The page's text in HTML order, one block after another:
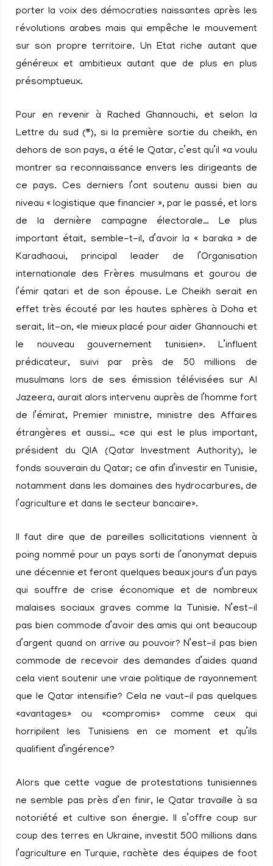
porter la voix des démocraties naissantes après les
révolutions arabes mais qui empêche le mouvement
sur son propre territoire. Un Etat riche autant que
généreux et ambitieux autant que de plus en plus
présomptueux.
Pour en revenir à Rached Ghannouchi, et selon la
Lettre du sud (*), si la première sortie du cheikh, en
dehors de son pays, a été le Qatar, c’est qu’il «a voulu
montrer sa reconnaissance envers les dirigeants de
ce pays. Ces derniers l’ont soutenu aussi bien au
niveau « logistique que financier », par le passé, et lors
de la dernière campagne électorale… Le plus
important était, semble-t-il, d’avoir la « baraka » de
Karadhaoui, principal leader de l’Organisation
internationale des Frères musulmans et gourou de
l’émir qatari et de son épouse. Le Cheikh serait en
effet très écouté par les hautes sphères à Doha et
serait, lit-on, «le mieux placé pour aider Ghannouchi et
le nouveau gouvernement tunisien». L’influent
prédicateur, suivi par près de 50 millions de
musulmans lors de ses émission télévisées sur Al
Jazeera, aurait alors intervenu auprès de l’homme fort
de l’émirat, Premier ministre, ministre des Affaires
étrangères et aussi… «ce qui est le plus important,
président du QIA (Qatar Investment Authority), le
fonds souverain du Qatar; ce afin d’investir en Tunisie,
notamment dans les domaines des hydrocarbures, de
l’agriculture et dans le secteur bancaire».
Il faut dire que de pareilles sollicitations viennent à
poing nommé pour un pays sorti de l’anonymat depuis
une décennie et feront quelques beaux jours d’un pays
qui souffre de crise économique et de nombreux
malaises sociaux graves comme la Tunisie. N’est-il
pas bien commode d’avoir des amis qui ont beaucoup
d’argent quand on arrive au pouvoir? N’est-il pas bien
commode de recevoir des demandes d’aides quand
cela vient soutenir une vraie politique de rayonnement
que le Qatar intensifie? Cela ne vaut-il pas quelques
«avantages» ou «compromis» comme ceux qui
horripilent les Tunisiens en ce moment et qu’ils
qualifient d’ingérence?
Alors que cette vague de protestations tunisiennes
ne semble pas près d’en finir, le Qatar travaille à sa
notoriété et cultive son énergie. Il s’offre coup sur
coup des terres en Ukraine, investit 500 millions dans
l’agriculture en Turquie, rachète des équipes de foot